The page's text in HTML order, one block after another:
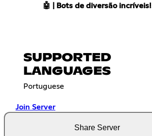
🤖 | Bots de diversão incríveis!
SUPPORTED
LANGUAGES
Portuguese
Join Server
Share Server